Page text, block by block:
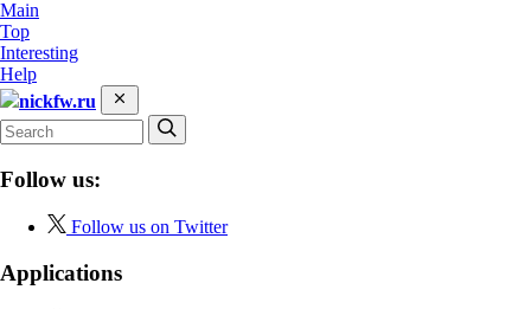
Main
Top
Interesting
Help
nickfw.ru
Follow us:
Follow us on Twitter
Applications